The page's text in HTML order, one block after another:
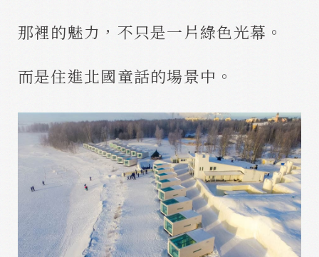
那裡的魅力，不只是一片綠色光幕。
而是住進北國童話的場景中。